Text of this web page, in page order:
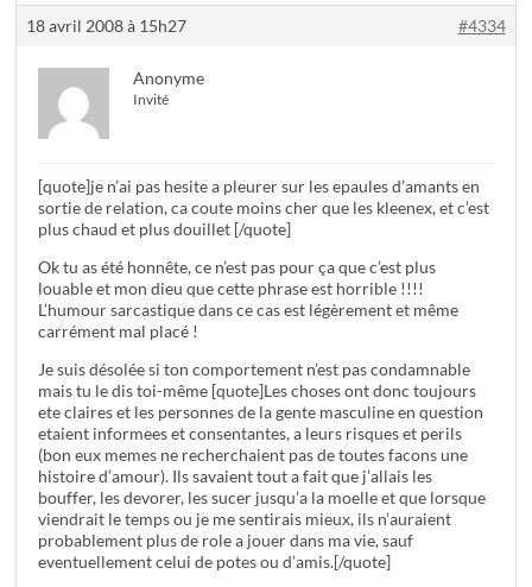
18 avril 2008 à 15h27 #4334
Anonyme
Invité
[quote]je n’ai pas hesite a pleurer sur les epaules d’amants en
sortie de relation, ca coute moins cher que les kleenex, et c’est
plus chaud et plus douillet [/quote]
Ok tu as été honnête, ce n’est pas pour ça que c’est plus
louable et mon dieu que cette phrase est horrible !!!!
L’humour sarcastique dans ce cas est légèrement et même
carrément mal placé !
Je suis désolée si ton comportement n’est pas condamnable
mais tu le dis toi-même [quote]Les choses ont donc toujours
ete claires et les personnes de la gente masculine en question
etaient informees et consentantes, a leurs risques et perils
(bon eux memes ne recherchaient pas de toutes facons une
histoire d’amour). Ils savaient tout a fait que j’allais les
bouffer, les devorer, les sucer jusqu’a la moelle et que lorsque
viendrait le temps ou je me sentirais mieux, ils n’auraient
probablement plus de role a jouer dans ma vie, sauf
eventuellement celui de potes ou d’amis.[/quote]